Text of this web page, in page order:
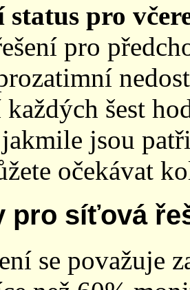
status pro
pro
šest
jsou
očekávat
pro síťová
se považuje